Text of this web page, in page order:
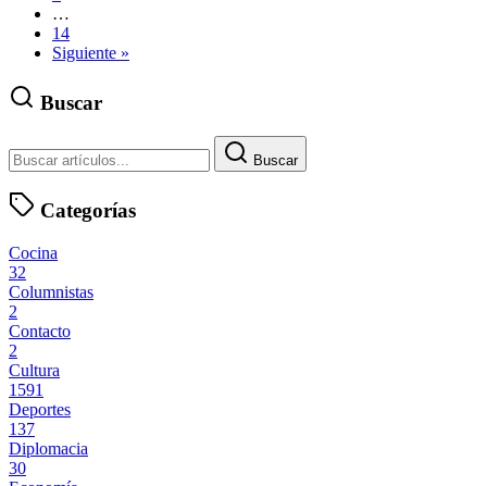
…
14
Siguiente »
Buscar
Buscar
Categorías
Cocina
32
Columnistas
2
Contacto
2
Cultura
1591
Deportes
137
Diplomacia
30